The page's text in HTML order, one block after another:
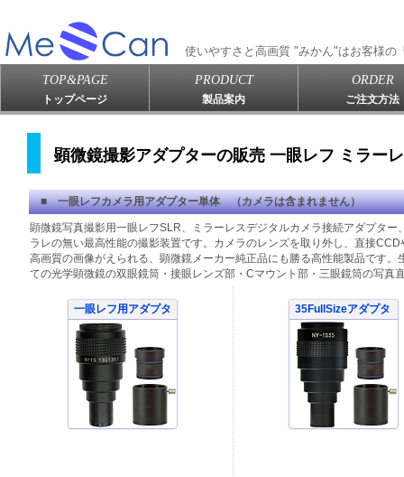
使いやすさと高画質 "みかん"はお客様の
顕微鏡撮影アダプターの販売 一眼レフ ミラー
■ 一眼レフカメラ用アダプター単体 （カメラは含まれません）
顕微鏡写真撮影用一眼レフSLR、ミラーレスデジタルカメラ接続アダプタ
ラレの無い最高性能の撮影装置です。カメラのレンズを取り外し、直接
高画質の画像がえられる、顕微鏡メーカー純正品にも勝る高性能製品です
ての光学顕微鏡の双眼鏡筒・接眼レンズ部・Cマウント部・三眼鏡筒の写真
一眼レフ用アダプタ 35FullSizeアダプタ
TOP&PAGE
トップページ
PRODUCT
製品案内
ORDER
ご注文方法